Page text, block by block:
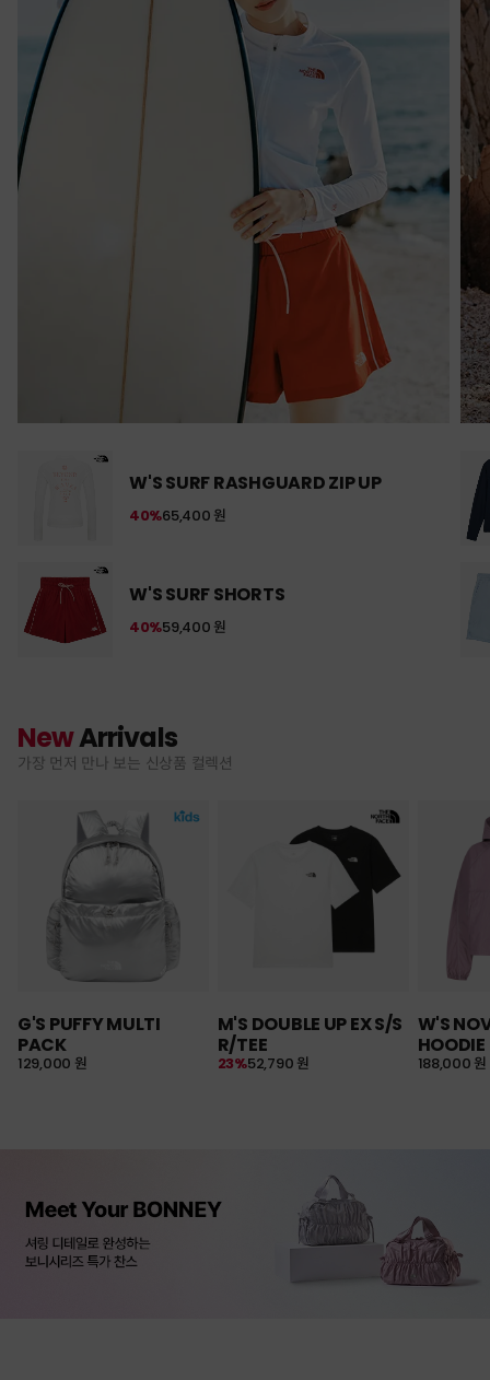
W'S SURF RASHGUARD ZIP UP
65,400 원
40%
W'S SURF SHORTS
59,400 원
40%
NewArrivals
가장 먼저 만나 보는 신상품 컬렉션
G'S PUFFY MULTI
PACK
129,000 원
M'S DOUBLE UP EX S/S
R/TEE
52,790 원
23%
W'S
HOODIE
188,000 원